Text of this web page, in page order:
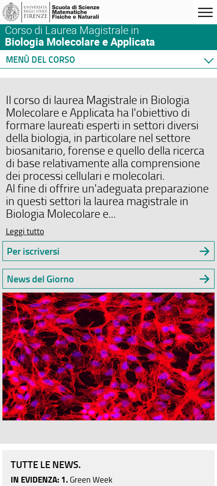
Corso di Laurea Magistrale in
Biologia Molecolare e Applicata
MENÙ DEL CORSO
Home
Didattica
Orario e calendari
Docenti
Il corso di laurea Magistrale in Biologia
Molecolare e Applicata ha l'obiettivo di
formare laureati esperti in settori diversi
della biologia, in particolare nel settore
biosanitario, forense e quello della ricerca
di base relativamente alla comprensione
dei processi cellulari e molecolari.
Al fine di offrire un'adeguata preparazione
in questi settori la laurea magistrale in
Biologia Molecolare e...
Leggi tutto
Per iscriversi
News del Giorno
TUTTE LE NEWS.
IN EVIDENZA: 1.Green Week